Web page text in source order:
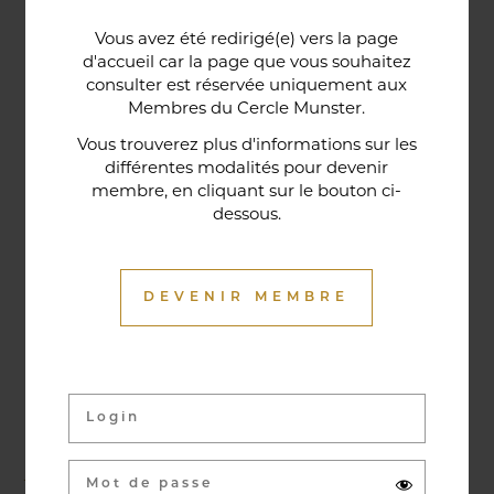
Vous avez été redirigé(e) vers la page
d'accueil car la page que vous souhaitez
consulter est réservée uniquement aux
Membres du Cercle Munster.
Vous trouverez plus d'informations sur les
différentes modalités pour devenir
membre, en cliquant sur le bouton ci-
dessous.
DEVENIR MEMBRE
historique de la maison, relie le bar au restaurant ;
cette trace du passé rappelle la tradition du bien-
être en ces lieux et de l'accueil chaleureux qui
contribuent à la réputation de l'établissement. Ce
restaurant gastronomique a été entièrement
relooké en janvier 2020. Notre chef vous propose
vous surprendre.
Activités & évènements